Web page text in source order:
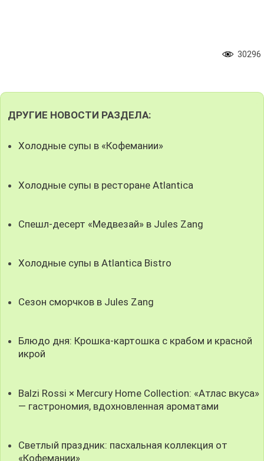
30296
ДРУГИЕ НОВОСТИ РАЗДЕЛА:
Холодные супы в «Кофемании»
Холодные супы в ресторане Atlantica
Спешл-десерт «Медвезай» в Jules Zang
Холодные супы в Atlantica Bistro
Сезон сморчков в Jules Zang
Блюдо дня: Крошка-картошка с крабом и красной
икрой
Balzi Rossi × Mercury Home Collection: «Атлас вкуса»
— гастрономия, вдохновленная ароматами
Светлый праздник: пасхальная коллекция от
«Кофемании»